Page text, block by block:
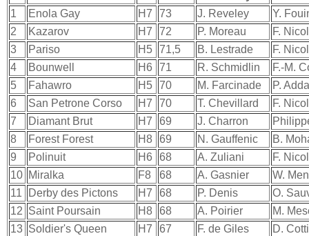
1
Enola Gay H7 73 J. Reveley
Y.
2
Kazarov H7 72 P. Moreau
F.
3
Pariso H5 71,5 B. Lestrade
F.
4
Bounwell H6 71 R. Schmidlin
F.-M.
5
Fahawro H5 70 M. Farcinade
P. Adda
6
San Petrone Corso H7 70 T. Chevillard
F.
7
Diamant Brut H7 69 J. Charron
8
Forest Forest H8 69 N. Gauffenic
B.
9
Polinuit H6 68 A. Zuliani
F.
10 Miralka F8 68 A. Gasnier
W.
11
Derby des Pictons H7 68 P. Denis
O.
12 Saint Poursain H8 68 A. Poirier
M.
13 Soldier's Queen H7 67 F. de Giles
D.